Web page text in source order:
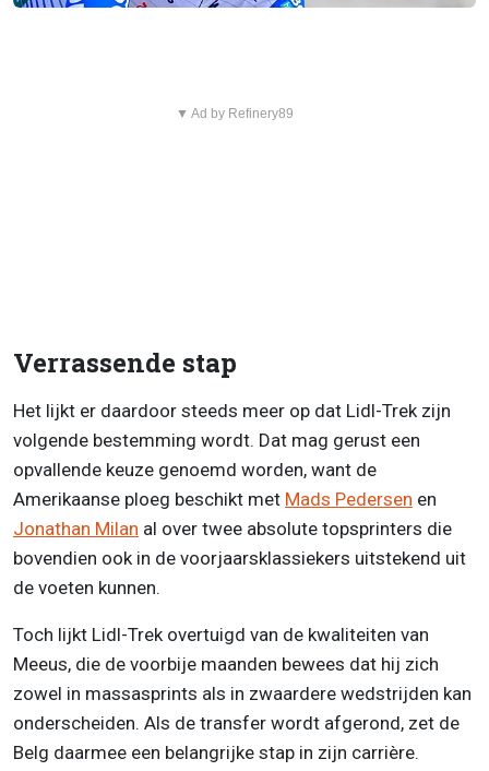
▼ Ad by Refinery89
Verrassende stap
Het lijkt er daardoor steeds meer op dat Lidl-Trek zijn
volgende bestemming wordt. Dat mag gerust een
opvallende keuze genoemd worden, want de
Amerikaanse ploeg beschikt met Mads Pedersen en
Jonathan Milan al over twee absolute topsprinters die
bovendien ook in de voorjaarsklassiekers uitstekend uit
de voeten kunnen.
Toch lijkt Lidl-Trek overtuigd van de kwaliteiten van
Meeus, die de voorbije maanden bewees dat hij zich
zowel in massasprints als in zwaardere wedstrijden kan
onderscheiden. Als de transfer wordt afgerond, zet de
Belg daarmee een belangrijke stap in zijn carrière.